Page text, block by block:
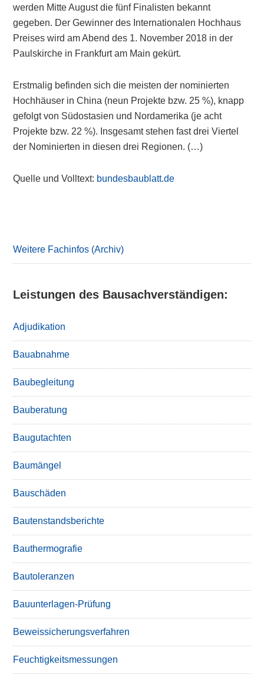
werden Mitte August die fünf Finalisten bekannt
gegeben. Der Gewinner des Internationalen Hochhaus
Preises wird am Abend des 1. November 2018 in der
Paulskirche in Frankfurt am Main gekürt.
Erstmalig befinden sich die meisten der nominierten
Hochhäuser in China (neun Projekte bzw. 25 %), knapp
gefolgt von Südostasien und Nordamerika (je acht
Projekte bzw. 22 %). Insgesamt stehen fast drei Viertel
der Nominierten in diesen drei Regionen. (…)
Quelle und Volltext: bundesbaublatt.de
Weitere Fachinfos (Archiv)
Leistungen des Bausachverständigen:
Adjudikation
Bauabnahme
Baubegleitung
Bauberatung
Baugutachten
Baumängel
Bauschäden
Bautenstandsberichte
Bauthermografie
Bautoleranzen
Bauunterlagen-Prüfung
Beweissicherungsverfahren
Feuchtigkeitsmessungen